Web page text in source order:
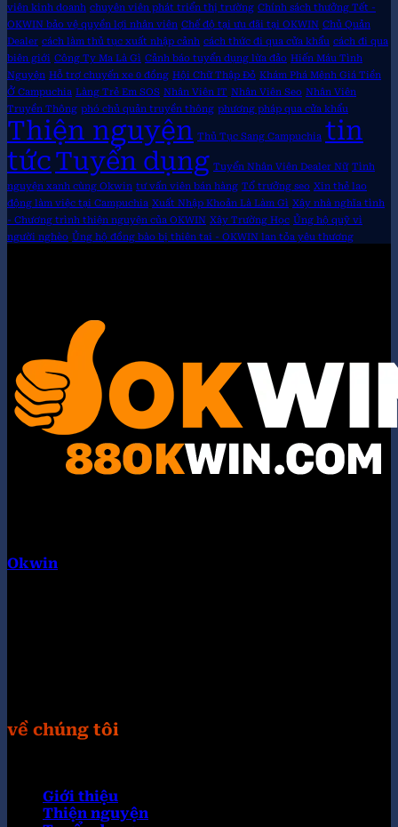
viên kinh doanh chuyên viên phát triển thị trường Chính sách thưởng Tết -
OKWIN bảo vệ quyền lợi nhân viên Chế độ tại ưu đãi tại OKWIN Chủ Quản
Dealer cách làm thủ tục xuất nhập cảnh cách thức đi qua cửa khẩu cách đi qua
biên giới Công Ty Ma Là Gì Cảnh báo tuyển dụng lừa đảo Hiến Máu Tình
Nguyện Hỗ trợ chuyến xe 0 đồng Hội Chữ Thập Đỏ Khám Phá Mệnh Giá Tiền
Ở Campuchia Làng Trẻ Em SOS Nhân Viên IT Nhân Viên Seo Nhân Viên
Truyền Thông phó chủ quản truyền thông phương pháp qua cửa khẩu
Thiện nguyện Thủ Tục Sang Campuchia tin
tứcTuyển dụng Tuyển Nhân Viên Dealer Nữ Tình
nguyện xanh cùng Okwin tư vấn viên bán hàng Tổ trưởng seo Xin thẻ lao
động làm việc tại Campuchia Xuất Nhập Khoản Là Làm Gì Xây nhà nghĩa tình
- Chương trình thiện nguyện của OKWIN Xây Trường Học Ủng hộ quỹ vì
người nghèo Ủng hộ đồng bào bị thiên tai - OKWIN lan tỏa yêu thương
Okwin
về chúng tôi
Giới thiệu
Thiện nguyện